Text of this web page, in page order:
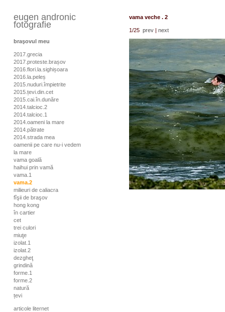
eugen andronic
fotografie
braşovul meu
2017.grecia
2017.proteste.brașov
2016.flori.la.sighișoara
2016.la.peleș
2015.nuduri.împietrite
2015.țevi.din.cet
2015.cai.în.dunăre
2014.talcioc.2
2014.talcioc.1
2014.oameni la mare
2014.pătrate
2014.strada mea
oamenii pe care nu-i vedem
la mare
vama goală
haihui prin vamă
vama.1
vama.2
milieuri de caliacra
fîşii de braşov
hong kong
în cartier
cet
trei culori
miuţe
izolat.1
izolat.2
dezgheţ
grindină
forme.1
forme.2
natură
țevi
articole liternet
vama veche . 2
1/25 prev | next